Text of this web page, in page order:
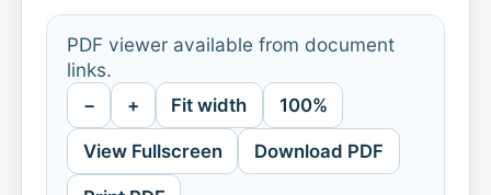
PDF viewer available from document
links.
− + Fit width 100%
View Fullscreen Download PDF